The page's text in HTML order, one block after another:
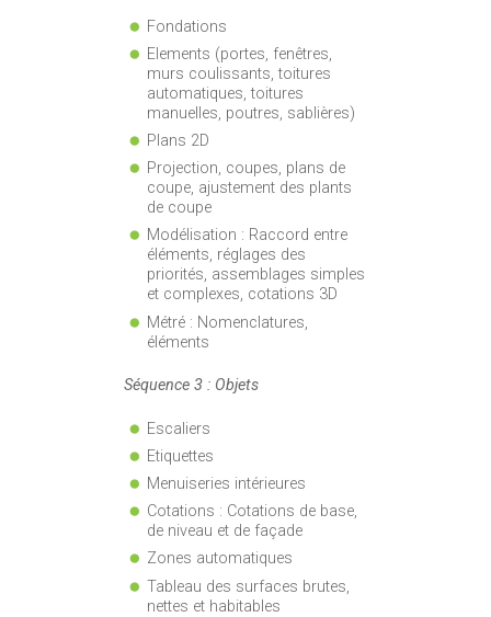
Fondations
Elements (portes, fenêtres,
murs coulissants, toitures
automatiques, toitures
manuelles, poutres, sablières)
Plans 2D
Projection, coupes, plans de
coupe, ajustement des plants
de coupe
Modélisation : Raccord entre
éléments, réglages des
priorités, assemblages simples
et complexes, cotations 3D
Métré : Nomenclatures,
éléments
Séquence 3 : Objets
Escaliers
Etiquettes
Menuiseries intérieures
Cotations : Cotations de base,
de niveau et de façade
Zones automatiques
Tableau des surfaces brutes,
nettes et habitables